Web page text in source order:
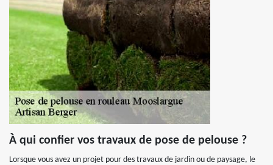
À qui confier vos travaux de pose de pelouse ?
Lorsque vous avez un projet pour des travaux de jardin ou de paysage, le